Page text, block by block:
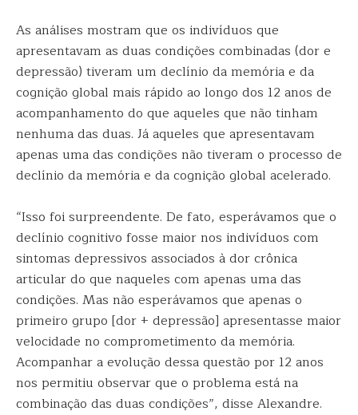
As análises mostram que os indivíduos que
apresentavam as duas condições combinadas (dor e
depressão) tiveram um declínio da memória e da
cognição global mais rápido ao longo dos 12 anos de
acompanhamento do que aqueles que não tinham
nenhuma das duas. Já aqueles que apresentavam
apenas uma das condições não tiveram o processo de
declínio da memória e da cognição global acelerado.
“Isso foi surpreendente. De fato, esperávamos que o
declínio cognitivo fosse maior nos indivíduos com
sintomas depressivos associados à dor crônica
articular do que naqueles com apenas uma das
condições. Mas não esperávamos que apenas o
primeiro grupo [dor + depressão] apresentasse maior
velocidade no comprometimento da memória.
Acompanhar a evolução dessa questão por 12 anos
nos permitiu observar que o problema está na
combinação das duas condições”, disse Alexandre.